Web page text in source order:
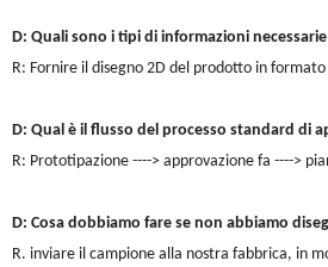
D: Quali sono i tipi di informazioni
R: Fornire il disegno 2D del prodotto in
D: Qual è il flusso del processo standard di
R: Prototipazione ----> approvazione fa ---->
D: Cosa dobbiamo fare se non abbiamo
R. inviare il campione alla nostra fabbrica, in